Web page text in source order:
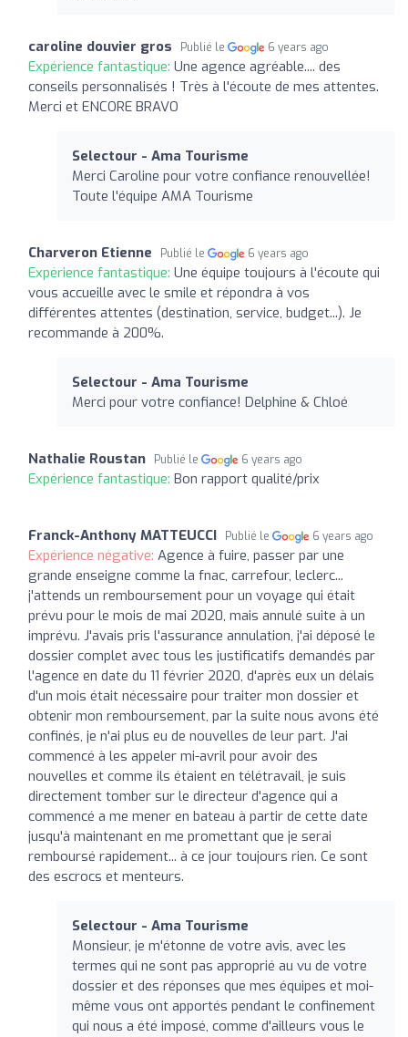
caroline douvier gros Publié le 6 years ago
Expérience fantastique: Une agence agréable.... des
conseils personnalisés ! Très à l'écoute de mes attentes.
Merci et ENCORE BRAVO
Selectour - Ama Tourisme
Merci Caroline pour votre confiance renouvellée!
Toute l'équipe AMA Tourisme
Charveron Etienne Publié le 6 years ago
Expérience fantastique: Une équipe toujours à l'écoute qui
vous accueille avec le smile et répondra à vos
différentes attentes (destination, service, budget...). Je
recommande à 200%.
Selectour - Ama Tourisme
Merci pour votre confiance! Delphine & Chloé
Nathalie Roustan Publié le 6 years ago
Expérience fantastique: Bon rapport qualité/prix
Franck-Anthony MATTEUCCI Publié le 6 years ago
Expérience négative: Agence à fuire, passer par une
grande enseigne comme la fnac, carrefour, leclerc...
j'attends un remboursement pour un voyage qui était
prévu pour le mois de mai 2020, mais annulé suite à un
imprévu. J'avais pris l'assurance annulation, j'ai déposé le
dossier complet avec tous les justificatifs demandés par
l'agence en date du 11 février 2020, d'après eux un délais
d'un mois était nécessaire pour traiter mon dossier et
obtenir mon remboursement, par la suite nous avons été
confinés, je n'ai plus eu de nouvelles de leur part. J'ai
commencé à les appeler mi-avril pour avoir des
nouvelles et comme ils étaient en télétravail, je suis
directement tomber sur le directeur d'agence qui a
commencé a me mener en bateau à partir de cette date
jusqu'à maintenant en me promettant que je serai
remboursé rapidement... à ce jour toujours rien. Ce sont
des escrocs et menteurs.
Selectour - Ama Tourisme
Monsieur, je m'étonne de votre avis, avec les
termes qui ne sont pas approprié au vu de votre
dossier et des réponses que mes équipes et moi-
même vous ont apportés pendant le confinement
qui nous a été imposé, comme d'ailleurs vous le